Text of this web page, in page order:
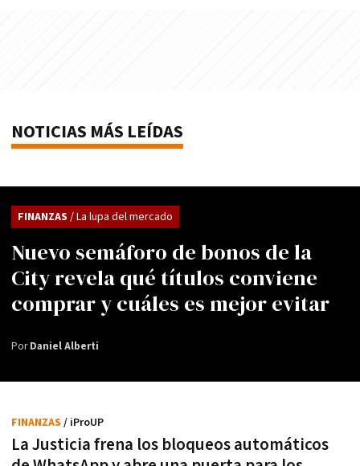
NOTICIAS MÁS LEÍDAS
Nuevo semáforo de bonos de la
City revela qué títulos conviene
comprar y cuáles es mejor evitar
FINANZAS / La lupa del mercado
PorDaniel Alberti
La Justicia frena los bloqueos automáticos
FINANZAS / iProUP